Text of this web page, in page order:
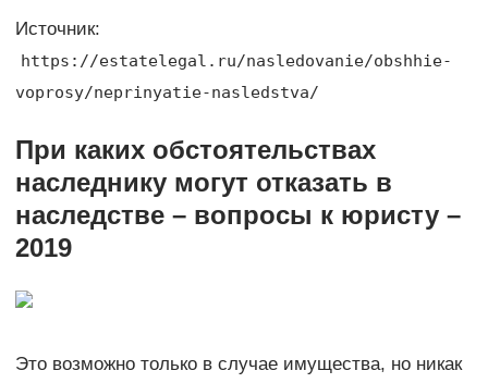
Источник:
https://estatelegal.ru/nasledovanie/obshhie-
voprosy/neprinyatie-nasledstva/
При каких обстоятельствах
наследнику могут отказать в
наследстве – вопросы к юристу –
2019
Это возможно только в случае имущества, но никак